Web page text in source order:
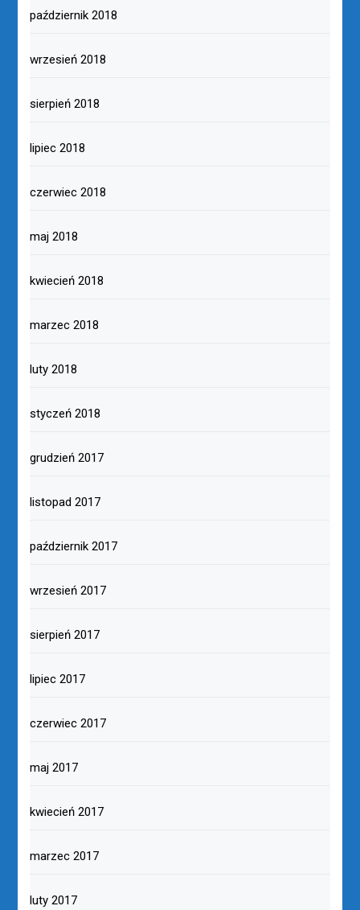
październik 2018
wrzesień 2018
sierpień 2018
lipiec 2018
czerwiec 2018
maj 2018
kwiecień 2018
marzec 2018
luty 2018
styczeń 2018
grudzień 2017
listopad 2017
październik 2017
wrzesień 2017
sierpień 2017
lipiec 2017
czerwiec 2017
maj 2017
kwiecień 2017
marzec 2017
luty 2017